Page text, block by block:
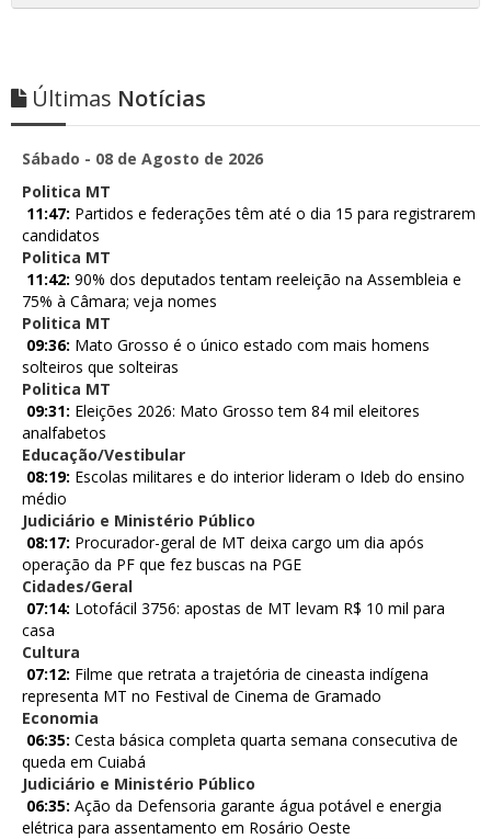
Últimas Notícias
Sábado - 08 de Agosto de 2026
Politica MT
11:47: Partidos e federações têm até o dia 15 para registrarem
candidatos
Politica MT
11:42: 90% dos deputados tentam reeleição na Assembleia e
75% à Câmara; veja nomes
Politica MT
09:36: Mato Grosso é o único estado com mais homens
solteiros que solteiras
Politica MT
09:31: Eleições 2026: Mato Grosso tem 84 mil eleitores
analfabetos
Educação/Vestibular
08:19: Escolas militares e do interior lideram o Ideb do ensino
médio
Judiciário e Ministério Público
08:17: Procurador-geral de MT deixa cargo um dia após
operação da PF que fez buscas na PGE
Cidades/Geral
07:14: Lotofácil 3756: apostas de MT levam R$ 10 mil para
casa
Cultura
07:12: Filme que retrata a trajetória de cineasta indígena
representa MT no Festival de Cinema de Gramado
Economia
06:35: Cesta básica completa quarta semana consecutiva de
queda em Cuiabá
Judiciário e Ministério Público
06:35: Ação da Defensoria garante água potável e energia
elétrica para assentamento em Rosário Oeste